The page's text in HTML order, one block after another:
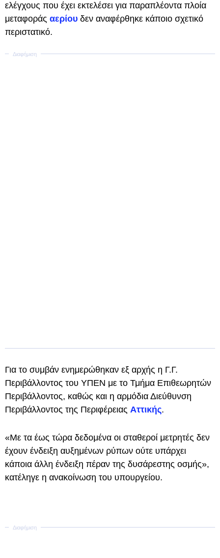
ελέγχους που έχει εκτελέσει για παραπλέοντα πλοία
μεταφοράς αερίου δεν αναφέρθηκε κάποιο σχετικό
περιστατικό.
Για το συμβάν ενημερώθηκαν εξ αρχής η Γ.Γ.
Περιβάλλοντος του ΥΠΕΝ με το Τμήμα Επιθεωρητών
Περιβάλλοντος, καθώς και η αρμόδια Διεύθυνση
Περιβάλλοντος της Περιφέρειας Αττικής.
«Με τα έως τώρα δεδομένα οι σταθεροί μετρητές δεν
έχουν ένδειξη αυξημένων ρύπων ούτε υπάρχει
κάποια άλλη ένδειξη πέραν της δυσάρεστης οσμής»,
κατέληγε η ανακοίνωση του υπουργείου.